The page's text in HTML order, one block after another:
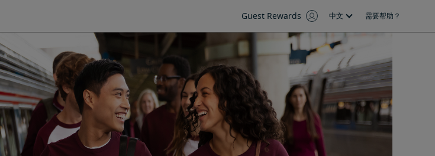
Guest Rewards 中文 需要帮助？